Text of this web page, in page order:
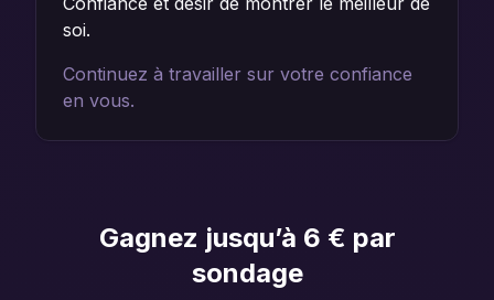
soi.
Continuez à travailler sur votre confiance
en vous.
Gagnez jusqu’à 6 € par
sondage